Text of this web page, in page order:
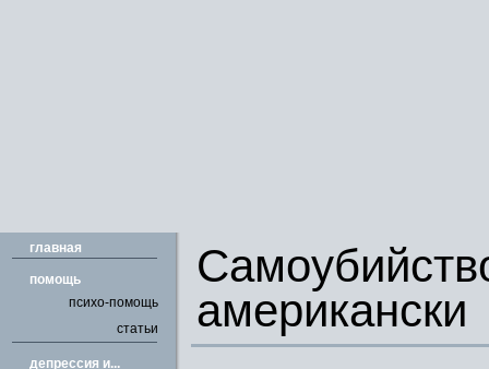
главная
помощь
психо-помощь
статьи
депрессия и...
американски